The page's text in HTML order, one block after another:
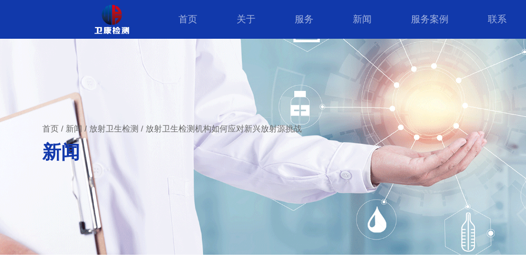
首页 关于 服务 新闻 服务案例 联系
首页 / 新闻 / 放射卫生检测 / 放射卫生检测机构如何应对新兴放射源挑战
新闻